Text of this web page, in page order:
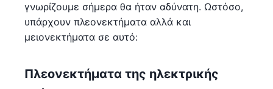
γνωρίζουμε σήμερα θα ήταν αδύνατη. Ωστόσο,
υπάρχουν πλεονεκτήματα αλλά και
μειονεκτήματα σε αυτό:
Πλεονεκτήματα της ηλεκτρικής